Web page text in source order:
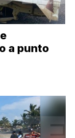
a punto